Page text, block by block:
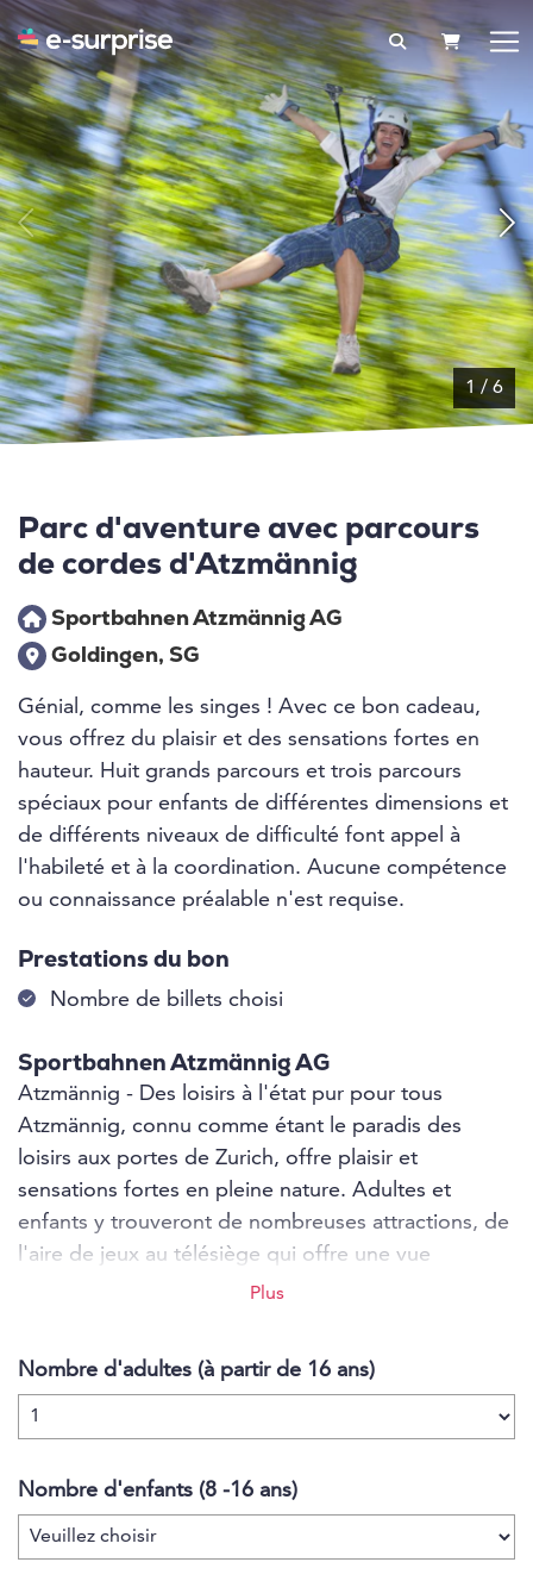
PANIER
1 /6
Parc d'aventure avec parcours
de cordes d'Atzmännig
Sportbahnen Atzmännig AG
Goldingen, SG
Génial, comme les singes ! Avec ce bon cadeau,
vous offrez du plaisir et des sensations fortes en
hauteur. Huit grands parcours et trois parcours
spéciaux pour enfants de différentes dimensions et
de différents niveaux de difficulté font appel à
l'habileté et à la coordination. Aucune compétence
ou connaissance préalable n'est requise.
Prestations du bon
Nombre de billets choisi
Sportbahnen Atzmännig AG
Atzmännig - Des loisirs à l'état pur pour tous
Atzmännig, connu comme étant le paradis des
loisirs aux portes de Zurich, offre plaisir et
sensations fortes en pleine nature. Adultes et
enfants y trouveront de nombreuses attractions, de
l'aire de jeux au télésiège qui offre une vue
magnifique sur le lac supérieur et le panorama alpin,
d'aventure trouveront en outre des possibilités
d'hébergement originales dans les PODhouses ou
Plus
Nombre d'adultes (à partir de 16 ans)
Nombre d'enfants (8 -16 ans)